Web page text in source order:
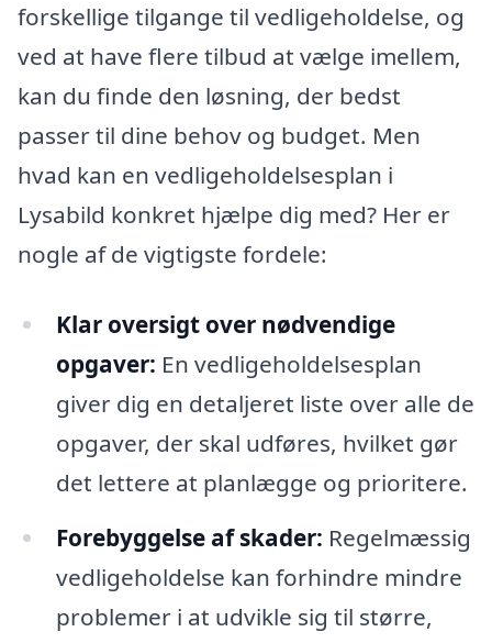
forskellige tilgange til vedligeholdelse, og
ved at have flere tilbud at vælge imellem,
kan du finde den løsning, der bedst
passer til dine behov og budget. Men
hvad kan en vedligeholdelsesplan i
Lysabild konkret hjælpe dig med? Her er
nogle af de vigtigste fordele:
Klar oversigt over nødvendige
opgaver: En vedligeholdelsesplan
giver dig en detaljeret liste over alle de
opgaver, der skal udføres, hvilket gør
det lettere at planlægge og prioritere.
Forebyggelse af skader: Regelmæssig
vedligeholdelse kan forhindre mindre
problemer i at udvikle sig til større,